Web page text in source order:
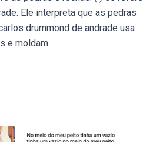
Ele interpreta que as pedras
drummond de andrade usa
e moldam.